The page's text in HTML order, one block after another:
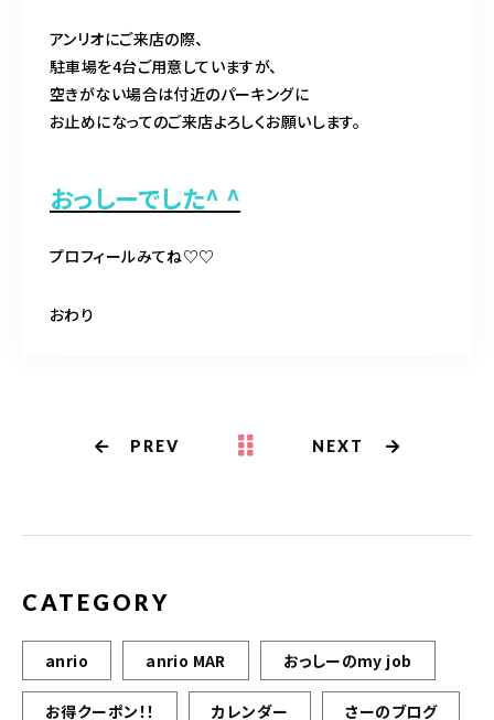
アンリオにご来店の際、
駐車場を4台ご用意していますが、
空きがない場合は付近のパーキングに
お止めになってのご来店よろしくお願いします。
おっしーでした^ ^
プロフィールみてね♡♡
おわり
PREV NEXT
CATEGORY
anrio anrio MAR おっしーのmy job
お得クーポン！！ カレンダー さーのブログ